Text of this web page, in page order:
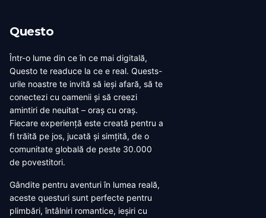
Questo
Într-o lume din ce în ce mai digitală,
Questo te readuce la ce e real. Quests-
urile noastre te invită să ieși afară, să te
conectezi cu oamenii și să creezi
amintiri de neuitat – oraș cu oraș.
Fiecare experiență este creată pentru a
fi trăită pe jos, jucată și simțită, de o
comunitate globală de peste 30.000
de povestitori.
Gândite pentru aventuri în lumea reală,
aceste questuri sunt perfecte pentru
plimbări, întâlniri romantice, ieșiri cu